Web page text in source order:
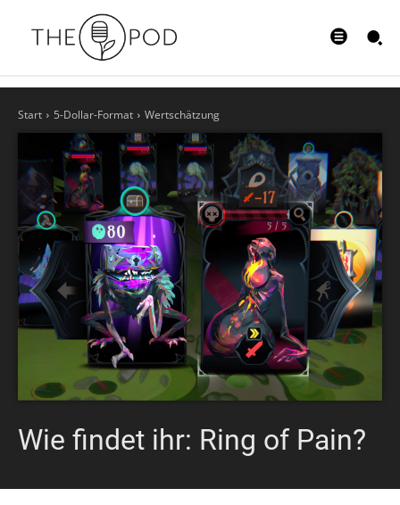
Start 5-Dollar-Format Wertschätzung
Wie findet ihr: Ring of Pain?